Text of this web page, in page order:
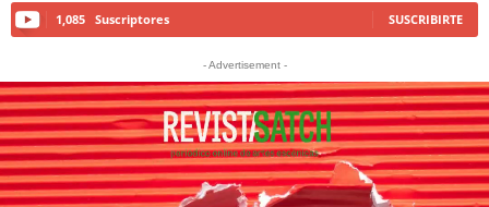
1,085 Suscriptores SUSCRIBIRTE
- Advertisement -